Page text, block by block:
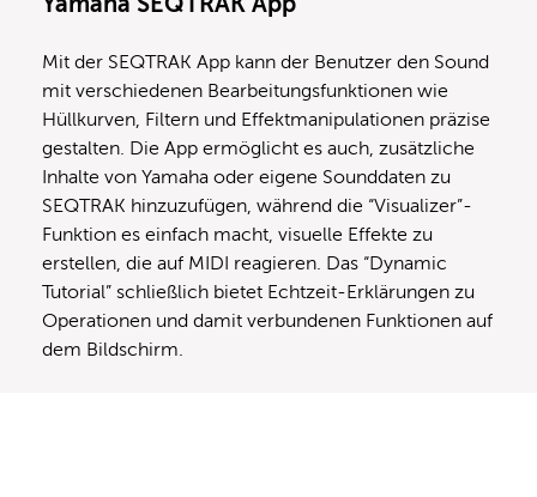
Mit der SEQTRAK App kann der Benutzer den Sound
mit verschiedenen Bearbeitungsfunktionen wie
Hüllkurven, Filtern und Effektmanipulationen präzise
gestalten. Die App ermöglicht es auch, zusätzliche
Inhalte von Yamaha oder eigene Sounddaten zu
SEQTRAK hinzuzufügen, während die “Visualizer”-
Funktion es einfach macht, visuelle Effekte zu
erstellen, die auf MIDI reagieren. Das “Dynamic
Tutorial” schließlich bietet Echtzeit-Erklärungen zu
Operationen und damit verbundenen Funktionen auf
dem Bildschirm.